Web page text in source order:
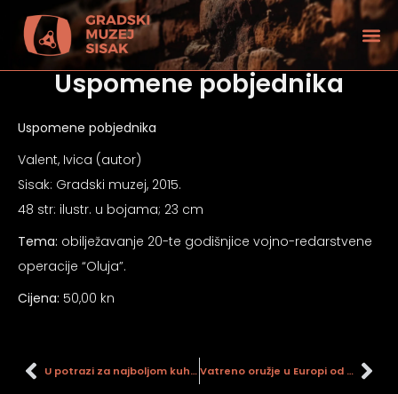
Uspomene pobjednika
Uspomene pobjednika
Valent, Ivica (autor)
Sisak: Gradski muzej, 2015.
48 str: ilustr. u bojama; 23 cm
Tema: obilježavanje 20-te godišnjice vojno-redarstvene
operacije “Oluja”.
Cijena: 50,00 kn
U potrazi za najboljom kuhinjom Vatreno oružje u Europi od polovice XIV. do polovice XIX. stoljeća